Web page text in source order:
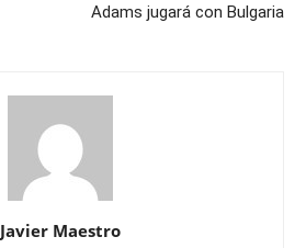
Adams jugará con Bulgaria
Javier Maestro